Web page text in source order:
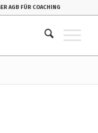
AGB FÜR COACHING